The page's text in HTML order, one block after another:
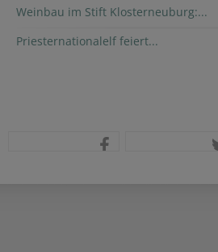
Weinbau im Stift Klosterneuburg:...
Priesternationalelf feiert...